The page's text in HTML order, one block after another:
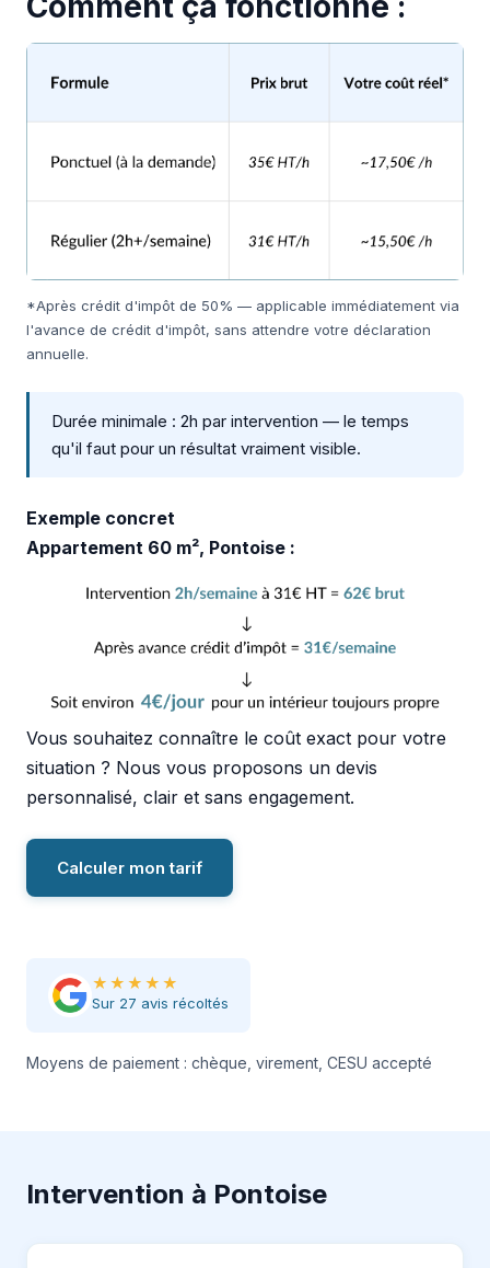
*Après crédit d'impôt de 50% — applicable immédiatement via
l'avance de crédit d'impôt, sans attendre votre déclaration
annuelle.
Durée minimale : 2h par intervention — le temps
qu'il faut pour un résultat vraiment visible.
Exemple concret
Appartement 60 m², Pontoise :
Vous souhaitez connaître le coût exact pour votre
situation ? Nous vous proposons un devis
personnalisé, clair et sans engagement.
Calculer mon tarif
★★★★★
Sur 27 avis récoltés
Moyens de paiement : chèque, virement, CESU accepté
Intervention à Pontoise